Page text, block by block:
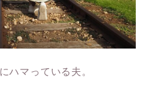
ハマっている夫。